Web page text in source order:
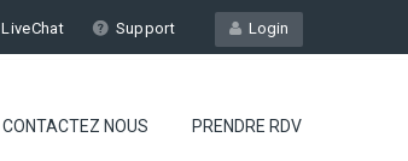
Login
LiveChat Support
CONTACTEZ NOUS PRENDRE RDV